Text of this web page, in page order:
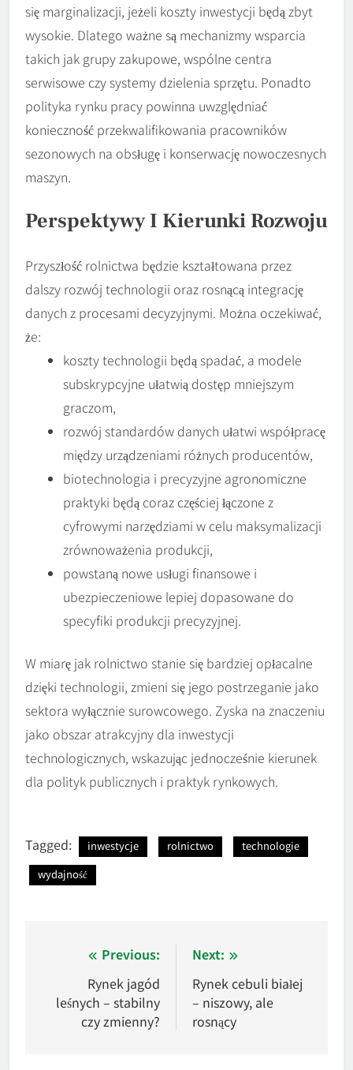
się marginalizacji, jeżeli koszty inwestycji będą zbyt
wysokie. Dlatego ważne są mechanizmy wsparcia
takich jak grupy zakupowe, wspólne centra
serwisowe czy systemy dzielenia sprzętu. Ponadto
polityka rynku pracy powinna uwzględniać
konieczność przekwalifikowania pracowników
sezonowych na obsługę i konserwację nowoczesnych
maszyn.
Perspektywy I Kierunki Rozwoju
Przyszłość rolnictwa będzie kształtowana przez
dalszy rozwój technologii oraz rosnącą integrację
danych z procesami decyzyjnymi. Można oczekiwać,
że:
koszty technologii będą spadać, a modele
subskrypcyjne ułatwią dostęp mniejszym
graczom,
rozwój standardów danych ułatwi współpracę
między urządzeniami różnych producentów,
biotechnologia i precyzyjne agronomiczne
praktyki będą coraz częściej łączone z
cyfrowymi narzędziami w celu maksymalizacji
zrównoważenia produkcji,
powstaną nowe usługi finansowe i
ubezpieczeniowe lepiej dopasowane do
specyfiki produkcji precyzyjnej.
W miarę jak rolnictwo stanie się bardziej opłacalne
dzięki technologii, zmieni się jego postrzeganie jako
sektora wyłącznie surowcowego. Zyska na znaczeniu
jako obszar atrakcyjny dla inwestycji
technologicznych, wskazując jednocześnie kierunek
dla polityk publicznych i praktyk rynkowych.
Tagged: inwestycje rolnictwo
technologie
wydajność
Nawigacja
wpisu
Previous:
Rynek jagód
leśnych – stabilny
czy zmienny?
Next:
Rynek cebuli białej
– niszowy, ale
rosnący